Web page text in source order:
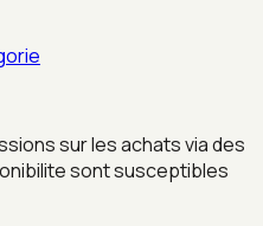
sur les achats via des
sont susceptibles